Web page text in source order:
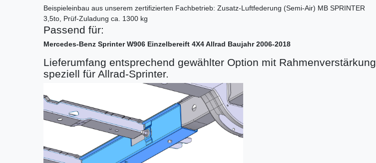
Beispieleinbau aus unserem zertifizierten Fachbetrieb: Zusatz-Luftfederung (Semi-Air) MB SPRINTER
3,5to, Prüf-Zuladung ca. 1300 kg
Passend für:
Mercedes-Benz Sprinter W906 Einzelbereift 4X4 Allrad Baujahr 2006-2018
Lieferumfang entsprechend gewählter Option mit Rahmenverstärkung
speziell für Allrad-Sprinter.